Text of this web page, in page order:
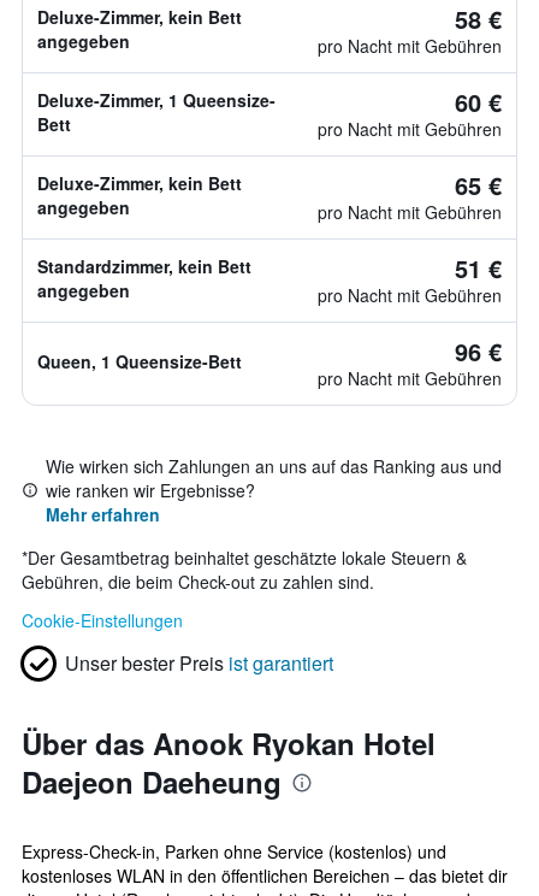
Deluxe-Zimmer, kein Bett
angegeben
58 €
pro Nacht mit Gebühren
Deluxe-Zimmer, 1 Queensize-
Bett
60 €
pro Nacht mit Gebühren
Deluxe-Zimmer, kein Bett
angegeben
65 €
pro Nacht mit Gebühren
Standardzimmer, kein Bett
angegeben
51 €
pro Nacht mit Gebühren
Queen, 1 Queensize-Bett 96 €
pro Nacht mit Gebühren
Wie wirken sich Zahlungen an uns auf das Ranking aus und
wie ranken wir Ergebnisse?
Mehr erfahren
*Der Gesamtbetrag beinhaltet geschätzte lokale Steuern &
Gebühren, die beim Check-out zu zahlen sind.
Cookie-Einstellungen
Unser bester Preis ist garantiert
Über das Anook Ryokan Hotel
Daejeon Daeheung
Express-Check-in, Parken ohne Service (kostenlos) und
kostenloses WLAN in den öffentlichen Bereichen – das bietet dir